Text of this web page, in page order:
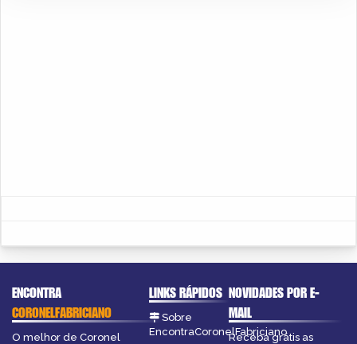
ENCONTRA
CORONELFABRICIANO
O melhor de Coronel
LINKS RÁPIDOS
Sobre
EncontraCoronelFabriciano
NOVIDADES POR E-
MAIL
Receba grátis as